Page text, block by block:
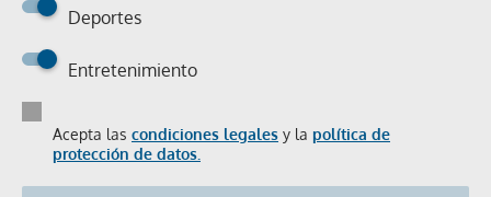
Deportes
Entretenimiento
Acepta las condiciones legales y la política de
protección de datos.